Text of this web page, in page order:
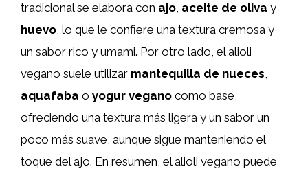
tradicional se elabora con ajo aceite de oliva y
huevo , lo que le confiere una textura cremosa y
un sabor rico y umami. Por otro lado, el alioli
vegano suele utilizar mantequilla de nueces
aquafaba o yogur vegano como base,
ofreciendo una textura más ligera y un sabor un
poco más suave, aunque sigue manteniendo el
toque del ajo. En resumen, el alioli vegano puede